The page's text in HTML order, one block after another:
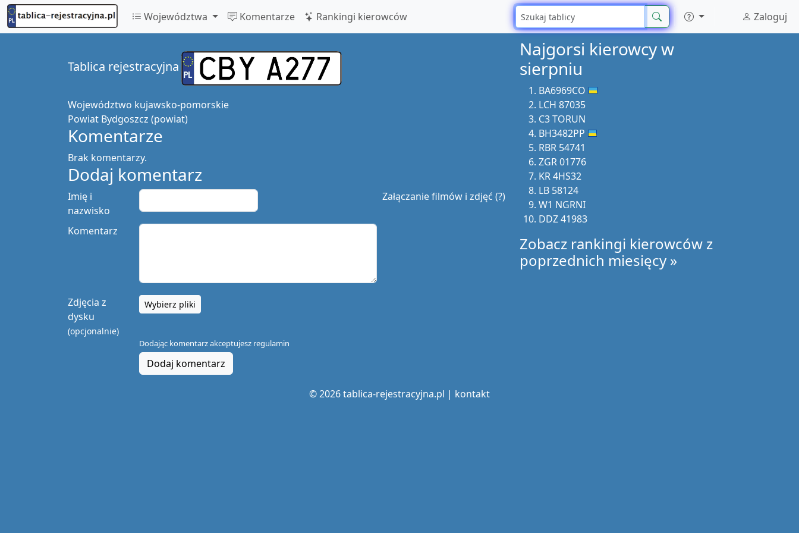
Województwa Komentarze Rankingi kierowców Zaloguj
Tablica rejestracyjna
Województwo kujawsko-pomorskie
Powiat Bydgoszcz (powiat)
Komentarze
Brak komentarzy.
Dodaj komentarz
Załączanie filmów i zdjęć (?)
Imię i
nazwisko
Komentarz
Zdjęcia z
dysku
(opcjonalnie)
Wybierz pliki
Dodając komentarz akceptujesz regulamin
Dodaj komentarz
Najgorsi kierowcy w
sierpniu
BA6969CO
LCH 87035
C3 TORUN
BH3482PP
RBR 54741
ZGR 01776
KR 4HS32
LB 58124
W1 NGRNI
DDZ 41983
Zobacz rankingi kierowców z
poprzednich miesięcy »
© 2026 tablica-rejestracyjna.pl | kontakt